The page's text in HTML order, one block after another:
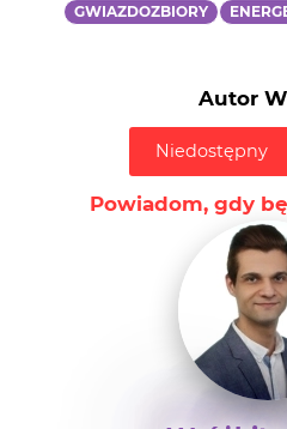
GWIAZDOZBIORY
Autor
Niedostępny
Powiadom, gdy